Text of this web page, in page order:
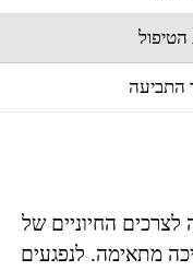
התביעה
החיוניים של
מתאימה. לנפגעים